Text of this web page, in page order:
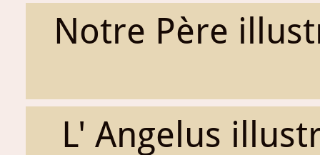
Notre Père
L' Angelus